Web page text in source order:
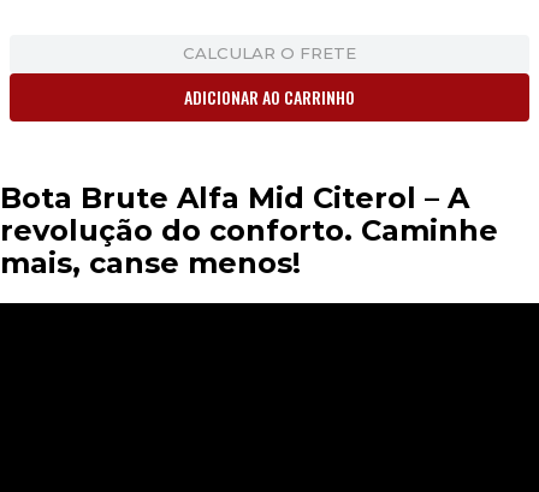
CALCULAR O FRETE
ADICIONAR AO CARRINHO
Bota Brute Alfa Mid Citerol – A
revolução do conforto. Caminhe
mais, canse menos!